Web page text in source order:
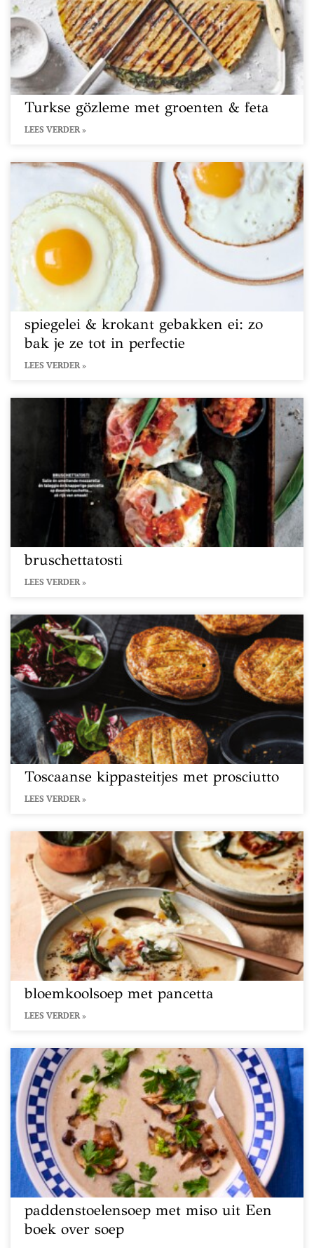
Turkse gözleme met groenten & feta
LEES VERDER »
spiegelei & krokant gebakken ei: zo
bak je ze tot in perfectie
LEES VERDER »
bruschettatosti
LEES VERDER »
Toscaanse kippasteitjes met prosciutto
LEES VERDER »
bloemkoolsoep met pancetta
LEES VERDER »
paddenstoelensoep met miso uit Een
boek over soep